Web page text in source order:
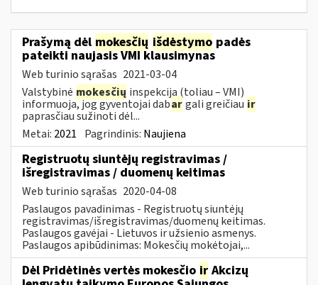
Prašymą dėl mokesčių išdėstymo padės
pateikti naujasis VMI klausimynas
Web turinio sąrašas 2021-03-04
Valstybinė mokesčių inspekcija (toliau – VMI)
informuoja, jog gyventojai dabargali greičiau ir
paprasčiau sužinoti dėl...
Metai: 2021 Pagrindinis: Naujiena
Registruotų siuntėjų registravimas /
išregistravimas / duomenų keitimas
Web turinio sąrašas 2020-04-08
Paslaugos pavadinimas - Registruotų siuntėjų
registravimas/išregistravimas/duomenų keitimas.
Paslaugos gavėjai - Lietuvos ir užsienio asmenys.
Paslaugos apibūdinimas: Mokesčių mokėtojai,...
Dėl Pridėtinės vertės mokesčio ir Akcizų